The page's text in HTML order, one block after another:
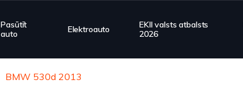
Pasūtīt
auto
Elektroauto
EKII valsts atbalsts
2026
BMW 530d 2013